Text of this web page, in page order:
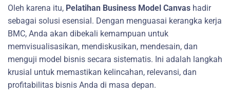
Oleh karena itu, Pelatihan Business Model Canvas hadir
sebagai solusi esensial. Dengan menguasai kerangka kerja
BMC, Anda akan dibekali kemampuan untuk
memvisualisasikan, mendiskusikan, mendesain, dan
menguji model bisnis secara sistematis. Ini adalah langkah
krusial untuk memastikan kelincahan, relevansi, dan
profitabilitas bisnis Anda di masa depan.